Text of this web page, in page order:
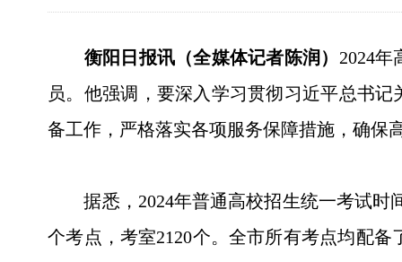
衡阳日报讯（全媒体记者陈润） 2024
员。他强调，要深入学习贯彻习近平总书
备工作，严格落实各项服务保障措施，确保
据悉，2024年普通高校招生统一考试时间
个考点，考室2120个。全市所有考点均配